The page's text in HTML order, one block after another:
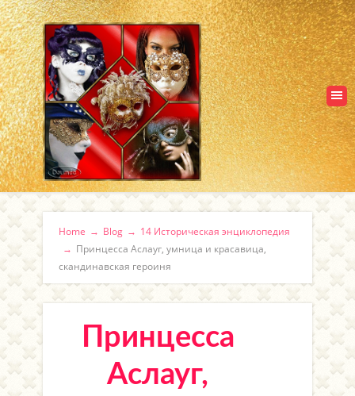
Home → Blog → 14 Историческая энциклопедия
→ Принцесса Аслауг, умница и красавица,
скандинавская героиня
Принцесса
Аслауг,